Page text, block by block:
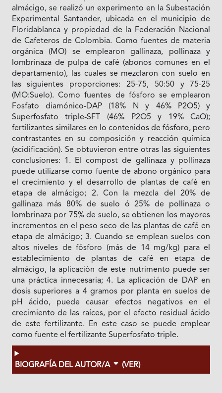
almácigo, se realizó un experimento en la Subestación
Experimental Santander, ubicada en el municipio de
Floridablanca y propiedad de la Federación Nacional
de Cafeteros de Colombia. Como fuentes de materia
orgánica (MO) se emplearon gallinaza, pollinaza y
lombrinaza de pulpa de café (abonos comunes en el
departamento), las cuales se mezclaron con suelo en
las siguientes proporciones: 25-75, 50:50 y 75-25
(MO:Suelo). Como fuentes de fósforo se emplearon
Fosfato diamónico-DAP (18% N y 46% P2O5) y
Superfosfato triple-SFT (46% P2O5 y 19% CaO);
fertilizantes similares en lo contenidos de fósforo, pero
contrastantes en su composición y reacción química
(acidificación). Se obtuvieron entre otras las siguientes
conclusiones: 1. El compost de gallinaza y pollinaza
puede utilizarse como fuente de abono orgánico para
el crecimiento y el desarrollo de plantas de café en
etapa de almácigo; 2. Con la mezcla del 20% de
gallinaza más 80% de suelo ó 25% de pollinaza o
lombrinaza por 75% de suelo, se obtienen los mayores
incrementos en el peso seco de las plantas de café en
etapa de almácigo; 3. Cuando se emplean suelos con
altos niveles de fósforo (más de 14 mg/kg) para el
establecimiento de plantas de café en etapa de
almácigo, la aplicación de este nutrimento puede ser
una práctica innecesaria; 4. La aplicación de DAP en
dosis superiores a 4 gramos por planta en suelos de
pH ácido, puede causar efectos negativos en el
crecimiento de las raíces, por el efecto residual ácido
de este fertilizante. En este caso se puede emplear
como fuente el fertilizante Superfosfato triple.
BIOGRAFÍA DEL AUTOR/A (VER)